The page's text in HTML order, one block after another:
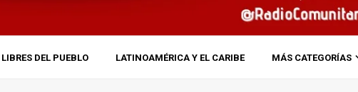
DEL PUEBLO LATINOAMÉRICA Y EL CARIBE MÁS CATEGORÍAS